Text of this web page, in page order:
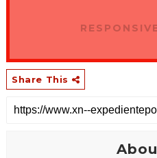
Share This